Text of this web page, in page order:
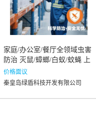
家庭/办公室/餐厅全领域虫害
防治 灭鼠/蟑螂/白蚁/蚊蝇 上
门勘察
价格面议
秦皇岛绿盾科技开发有限公司